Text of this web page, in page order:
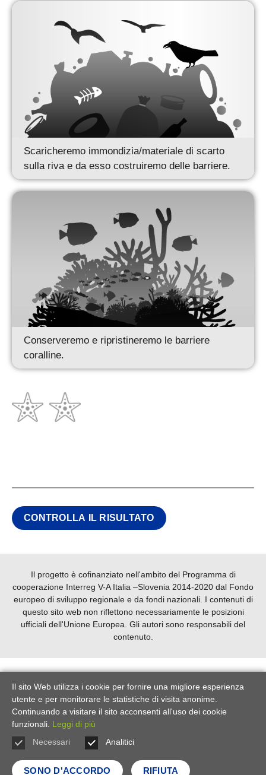
Scaricheremo immondizia/materiale di scarto
sulla riva e da esso costruiremo delle barriere.
Conserveremo e ripristineremo le barriere
coralline.
CONTROLLA IL RISULTATO
Il progetto è cofinanziato nell'ambito del Programma di
cooperazione Interreg V-A Italia –Slovenia 2014-2020 dal Fondo
europeo di sviluppo regionale e da fondi nazionali. I contenuti di
questo sito web non riflettono necessariamente le posizioni
ufficiali dell'Unione Europea. Gli autori sono responsabili del
contenuto.
Il sito Web utilizza i cookie per fornire una migliore esperienza
utente e per monitorare le statistiche di visita anonime.
Continuando a visitare il sito acconsenti all'uso dei cookie
funzionali. Leggi di più
Necessari
Analitici
SONO D'ACCORDO RIFIUTA